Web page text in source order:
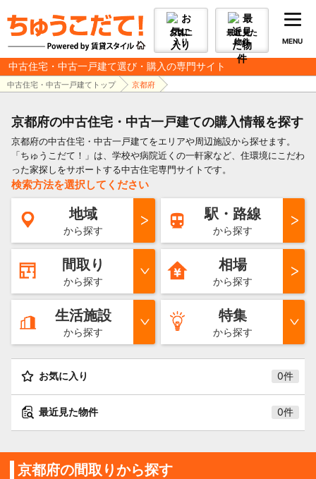
お気に
入り
最近見た
物件
MENU
中古住宅・中古一戸建て選び・購入の専門サイト
中古住宅・中古一戸建てトップ 京都府
京都府の中古住宅・中古一戸建ての購入情報を探す
京都府の中古住宅・中古一戸建てをエリアや周辺施設から探せます。
「ちゅうこだて！」は、学校や病院近くの一軒家など、住環境にこだわ
った家探しをサポートする中古住宅専門サイトです。
検索方法を選択してください
地域
から探す
駅・路線
から探す
間取り
から探す
相場
から探す
生活施設
から探す
特集
から探す
お気に入り 0件
最近見た物件 0件
京都府の間取りから探す